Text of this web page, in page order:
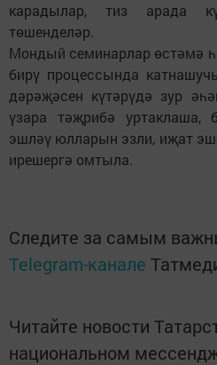
карадылар, тиз арада
төшенделәр.
Мондый семинарлар өстәмә
бирү процессында
дәрәҗәсен күтәрүдә зур
үзара тәҗрибә уртаклаша,
эшләү юлларын эзли, иҗат
ирешергә омтыла.
Следите за самым
Telegram-канале
Читайте новости
национальном